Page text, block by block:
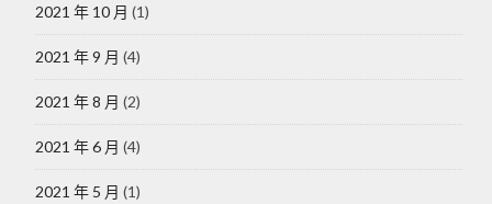
2021 年 10 月 (1)
2021 年 9 月 (4)
2021 年 8 月 (2)
2021 年 6 月 (4)
2021 年 5 月 (1)